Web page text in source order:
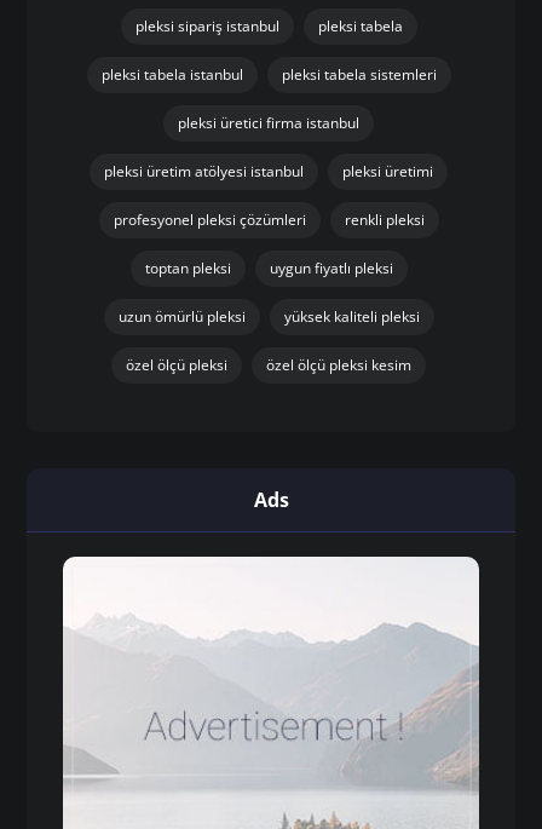
pleksi sipariş istanbul pleksi tabela
pleksi tabela istanbul pleksi tabela sistemleri
pleksi üretici firma istanbul
pleksi üretim atölyesi istanbul pleksi üretimi
profesyonel pleksi çözümleri renkli pleksi
toptan pleksi uygun fiyatlı pleksi
uzun ömürlü pleksi yüksek kaliteli pleksi
özel ölçü pleksi özel ölçü pleksi kesim
Ads